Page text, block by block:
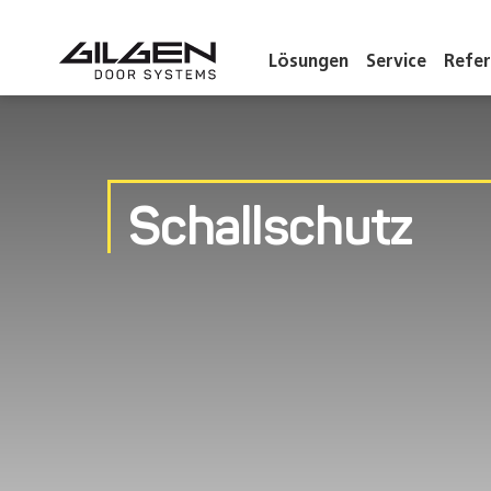
Lösungen Service
Schallschutz
Schallschutz